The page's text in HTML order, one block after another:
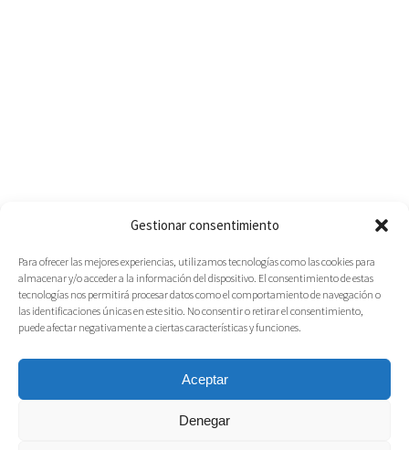
Gestionar consentimiento
Para ofrecer las mejores experiencias, utilizamos tecnologías como las cookies para
almacenar y/o acceder a la información del dispositivo. El consentimiento de estas
tecnologías nos permitirá procesar datos como el comportamiento de navegación o
las identificaciones únicas en este sitio. No consentir o retirar el consentimiento,
puede afectar negativamente a ciertas características y funciones.
Aceptar
Denegar